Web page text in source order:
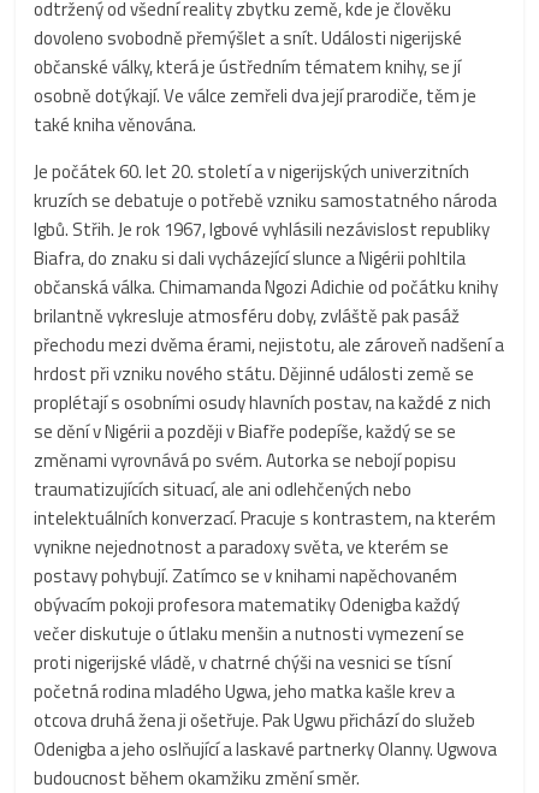
odtržený od všední reality zbytku země, kde je člověku
dovoleno svobodně přemýšlet a snít. Události nigerijské
občanské války, která je ústředním tématem knihy, se jí
osobně dotýkají. Ve válce zemřeli dva její prarodiče, těm je
také kniha věnována.
Je počátek 60. let 20. století a v nigerijských univerzitních
kruzích se debatuje o potřebě vzniku samostatného národa
Igbů. Střih. Je rok 1967, Igbové vyhlásili nezávislost republiky
Biafra, do znaku si dali vycházející slunce a Nigérii pohltila
občanská válka. Chimamanda Ngozi Adichie od počátku knihy
brilantně vykresluje atmosféru doby, zvláště pak pasáž
přechodu mezi dvěma érami, nejistotu, ale zároveň nadšení a
hrdost při vzniku nového státu. Dějinné události země se
proplétají s osobními osudy hlavních postav, na každé z nich
se dění v Nigérii a později v Biafře podepíše, každý se se
změnami vyrovnává po svém. Autorka se nebojí popisu
traumatizujících situací, ale ani odlehčených nebo
intelektuálních konverzací. Pracuje s kontrastem, na kterém
vynikne nejednotnost a paradoxy světa, ve kterém se
postavy pohybují. Zatímco se v knihami napěchovaném
obývacím pokoji profesora matematiky Odenigba každý
večer diskutuje o útlaku menšin a nutnosti vymezení se
proti nigerijské vládě, v chatrné chýši na vesnici se tísní
početná rodina mladého Ugwa, jeho matka kašle krev a
otcova druhá žena ji ošetřuje. Pak Ugwu přichází do služeb
Odenigba a jeho oslňující a laskavé partnerky Olanny. Ugwova
budoucnost během okamžiku změní směr.